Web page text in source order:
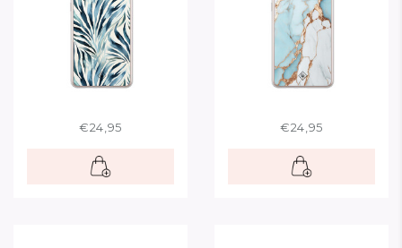
€24,95 €24,95